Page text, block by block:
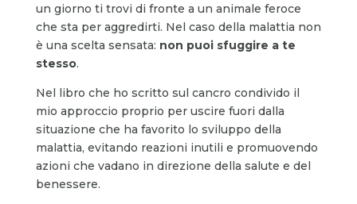
un giorno ti trovi di fronte a un animale feroce
che sta per aggredirti. Nel caso della malattia non
è una scelta sensata: non puoi sfuggire a te
stesso.
Nel libro che ho scritto sul cancro condivido il
mio approccio proprio per uscire fuori dalla
situazione che ha favorito lo sviluppo della
malattia, evitando reazioni inutili e promuovendo
azioni che vadano in direzione della salute e del
benessere.